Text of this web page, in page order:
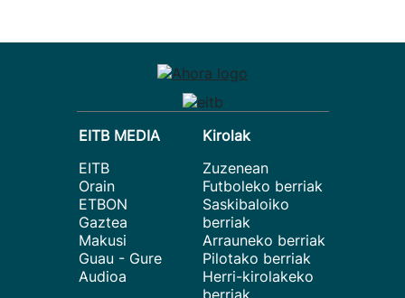
EITB MEDIA
EITB
Orain
ETBON
Gaztea
Makusi
Guau - Gure
Audioa
Kirolak
Zuzenean
Futboleko berriak
Saskibaloiko
berriak
Arrauneko berriak
Pilotako berriak
Herri-kirolakeko
berriak